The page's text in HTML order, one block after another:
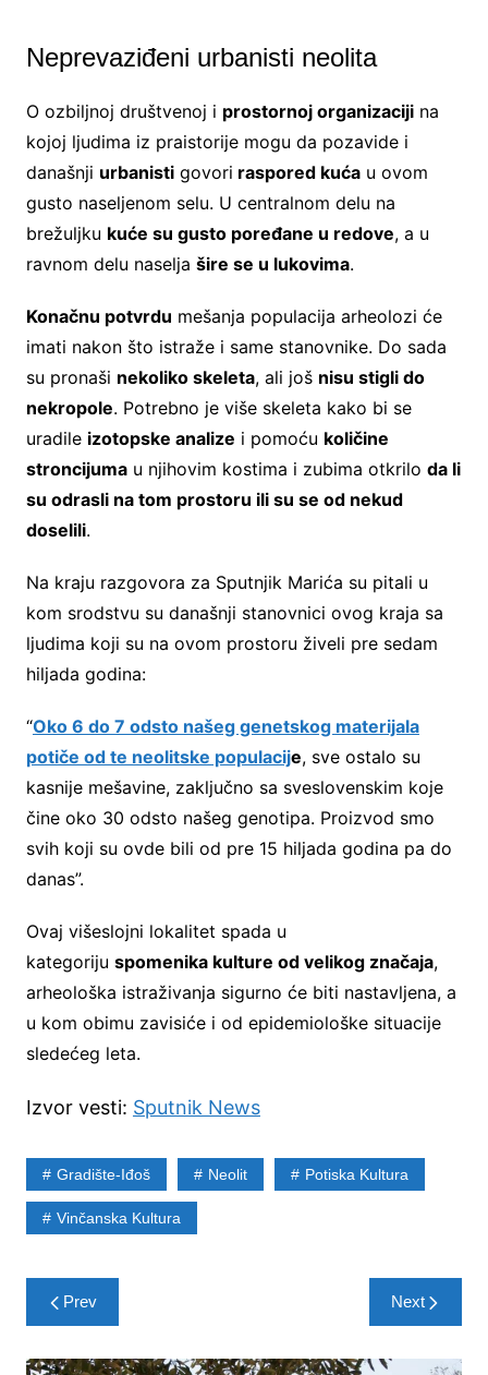
Neprevaziđeni urbanisti neolita
O ozbiljnoj društvenoj i prostornoj organizacijina
kojoj ljudima iz praistorije mogu da pozavide i
današnji urbanistigovori raspored kućau ovom
gusto naseljenom selu. U centralnom delu na
brežuljku kuće su gusto poređane u redove, a u
ravnom delu naselja šire se u lukovima.
Konačnu potvrdu mešanja populacija arheolozi će
imati nakon što istraže i same stanovnike. Do sada
su pronaši nekoliko skeleta, ali još nisu stigli do
nekropole. Potrebno je više skeleta kako bi se
uradile izotopske analize i pomoću količine
stroncijumau njihovim kostima i zubima otkrilo da li
su odrasli na tom prostoru ili su se od nekud
doselili.
Na kraju razgovora za Sputnjik Marića su pitali u
kom srodstvu su današnji stanovnici ovog kraja sa
ljudima koji su na ovom prostoru živeli pre sedam
hiljada godina:
“Oko 6 do 7 odsto našeg genetskog materijala
potiče od te neolitske populacije, sve ostalo su
kasnije mešavine, zaključno sa sveslovenskim koje
čine oko 30 odsto našeg genotipa. Proizvod smo
svih koji su ovde bili od pre 15 hiljada godina pa do
danas”.
Ovaj višeslojni lokalitet spada u
kategoriju spomenika kulture od velikog značaja,
arheološka istraživanja sigurno će biti nastavljena, a
u kom obimu zavisiće i od epidemiološke situacije
sledećeg leta.
Izvor vesti: Sputnik News
Gradište-Iđoš Neolit Potiska Kultura
Vinčanska Kultura
Post
navigation
Prev Next